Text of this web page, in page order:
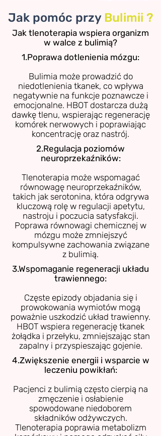
Jak pomóc przy Bulimii ?
Jak tlenoterapia wspiera organizm
w walce z bulimią?
1.Poprawa dotlenienia mózgu:
Bulimia może prowadzić do
niedotlenienia tkanek, co wpływa
negatywnie na funkcje poznawcze i
emocjonalne. HBOT dostarcza dużą
dawkę tlenu, wspierając regenerację
komórek nerwowych i poprawiając
koncentrację oraz nastrój.
2.Regulacja poziomów
neuroprzekaźników:
Tlenoterapia może wspomagać
równowagę neuroprzekaźników,
takich jak serotonina, która odgrywa
kluczową rolę w regulacji apetytu,
nastroju i poczucia satysfakcji.
Poprawa równowagi chemicznej w
mózgu może zmniejszyć
kompulsywne zachowania związane
z bulimią.
3.Wspomaganie regeneracji układu
trawiennego:
Częste epizody objadania się i
prowokowania wymiotów mogą
poważnie uszkodzić układ trawienny.
HBOT wspiera regenerację tkanek
żołądka i przełyku, zmniejszając stan
zapalny i przyspieszając gojenie.
4.Zwiększenie energii i wsparcie w
leczeniu powikłań:
Pacjenci z bulimią często cierpią na
zmęczenie i osłabienie
spowodowane niedoborem
składników odżywczych.
Tlenoterapia poprawia metabolizm